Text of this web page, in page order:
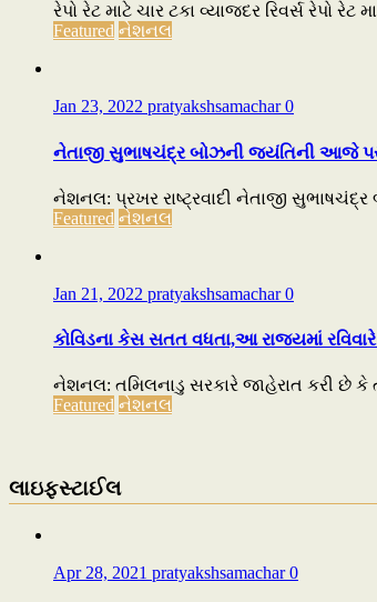
રેપો રેટ માટે ચાર ટકા વ્યાજદર રિવર્સ રેપો
Featured નેશનલ
Jan 23, 2022 pratyakshsamachar0
નેતાજી સુભાષચંદ્ર બોઝની જયંતિની આજે
નેશનલ: પ્રખર રાષ્ટ્રવાદી નેતાજી
Featured નેશનલ
Jan 21, 2022 pratyakshsamachar0
કોવિડના કેસ સતત વધતા,આ રાજ્યમાં
નેશનલ: તમિલનાડુ સરકારે જાહેરાત કરી છે કે
Featured નેશનલ
લાઇફસ્ટાઈલ
Apr 28, 2021 pratyakshsamachar0